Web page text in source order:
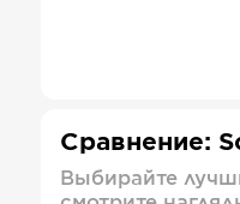
Сравнение:
Выбирайте